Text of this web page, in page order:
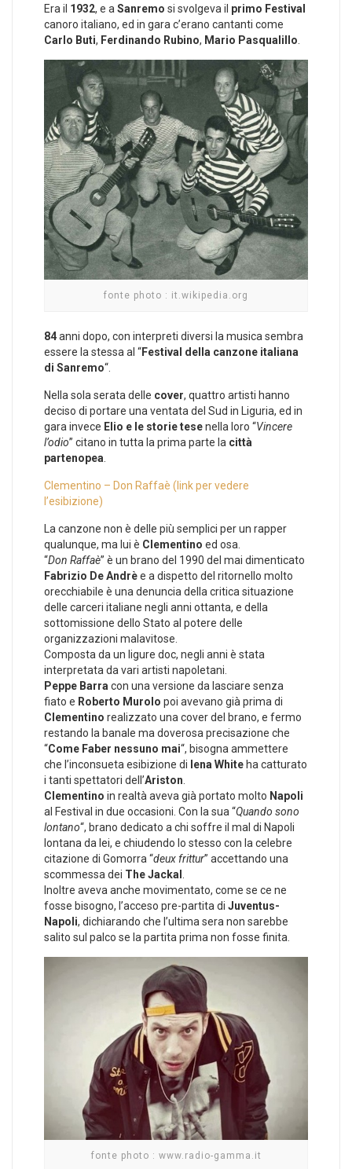
Era il 1932, e a Sanremo si svolgeva il primo Festival
canoro italiano, ed in gara c’erano cantanti come
Carlo Buti, Ferdinando Rubino, Mario Pasqualillo
fonte photo : it.wikipedia.org
84anni dopo, con interpreti diversi la musica sembra
essere la stessa al “Festival della canzone italiana
di Sanremo“.
Nella sola serata delle cover, quattro artisti hanno
deciso di portare una ventata del Sud in Liguria, ed in
gara invece Elio e le storie tesenella loro “Vincere
l’odio” citano in tutta la prima parte la città
partenopea
Clementino – Don Raffaè (link per vedere
l’esibizione)
La canzone non è delle più semplici per un rapper
qualunque, ma lui è Clementino ed osa.
“Don Raffaè” è un brano del 1990 del mai dimenticato
Fabrizio De Andrèe a dispetto del ritornello molto
orecchiabile è una denuncia della critica situazione
delle carceri italiane negli anni ottanta, e della
sottomissione dello Stato al potere delle
organizzazioni malavitose.
Composta da un ligure doc, negli anni è stata
interpretata da vari artisti napoletani.
Peppe Barra con una versione da lasciare senza
fiato e Roberto Murolo poi avevano già prima di
Clementino realizzato una cover del brano, e fermo
restando la banale ma doverosa precisazione che
“Come Faber nessuno mai“, bisogna ammettere
che l’inconsueta esibizione di Iena White ha catturato
i tanti spettatori dell’Ariston
Clementino in realtà aveva già portato molto Napoli
al Festival in due occasioni. Con la sua “Quando sono
lontano“, brano dedicato a chi soffre il mal di Napoli
lontana da lei, e chiudendo lo stesso con la celebre
citazione di Gomorra “deux frittur” accettando una
scommessa dei The Jackal
Inoltre aveva anche movimentato, come se ce ne
fosse bisogno, l’acceso pre-partita di Juventus-
Napoli, dichiarando che l’ultima sera non sarebbe
salito sul palco se la partita prima non fosse finita.
fonte photo : www.radio-gamma.it